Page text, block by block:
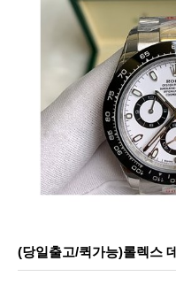
(당일출고/퀵가능)롤렉스